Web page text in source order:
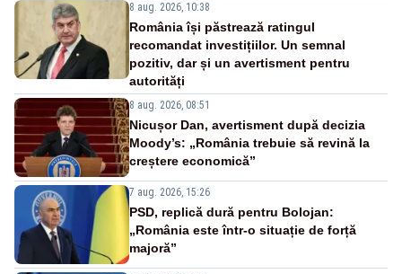
8 aug. 2026, 10:38
România își păstrează ratingul
recomandat investițiilor. Un semnal
pozitiv, dar și un avertisment pentru
autorități
8 aug. 2026, 08:51
Nicușor Dan, avertisment după decizia
Moody’s: „România trebuie să revină la
creștere economică”
7 aug. 2026, 15:26
PSD, replică dură pentru Bolojan:
„România este într-o situație de forță
majoră”